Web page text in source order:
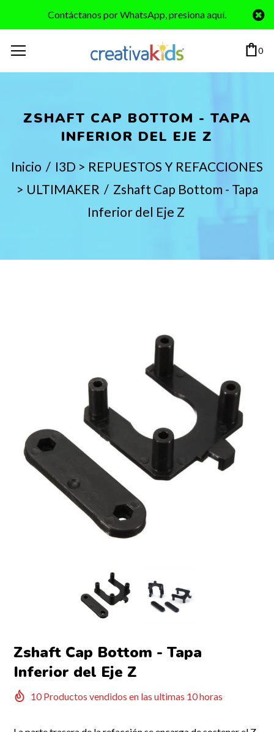
Contáctanos por WhatsApp, presiona aquí.
0
ZSHAFT CAP BOTTOM - TAPA
INFERIOR DEL EJE Z
Inicio / I3D > REPUESTOS Y REFACCIONES
> ULTIMAKER / Zshaft Cap Bottom - Tapa
Inferior del Eje Z
Zshaft Cap Bottom - Tapa
Inferior del Eje Z
10Productos vendidos en las ultimas 10horas